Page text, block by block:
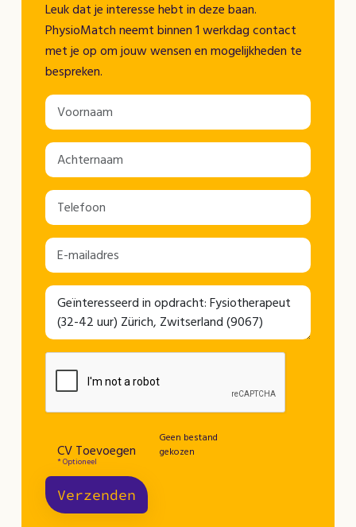
Leuk dat je interesse hebt in deze baan.
PhysioMatch neemt binnen 1 werkdag contact
met je op om jouw wensen en mogelijkheden te
bespreken.
CV Toevoegen
Geen bestand
gekozen
Verzenden
* Optioneel